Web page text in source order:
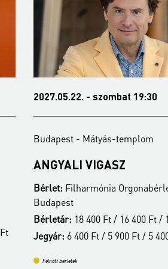
19:30
templom
Orgonabérlet -
Ft / 16 400 Ft / 14 400 Ft
5 900 Ft / 5 400 Ft
Bérlet: